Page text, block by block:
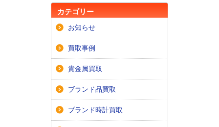
カテゴリー
お知らせ
買取事例
貴金属買取
ブランド品買取
ブランド時計買取